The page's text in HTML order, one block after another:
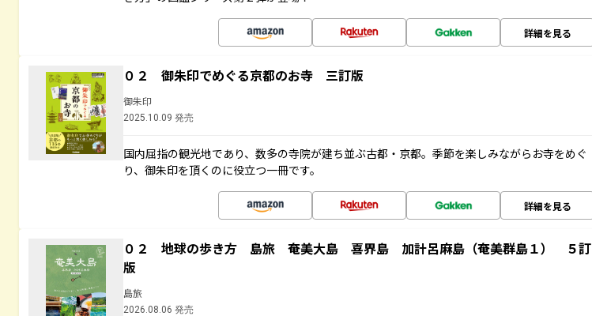
詳細を見る
０２ 御朱印でめぐる京都のお寺 三訂版
御朱印
2025.10.09 発売
国内屈指の観光地であり、数多の寺院が建ち並ぶ古都・京都。季節を楽しみながらお寺をめぐ
り、御朱印を頂くのに役立つ一冊です。
詳細を見る
０２ 地球の歩き方 島旅 奄美大島 喜界島 加計呂麻島（奄美群島１） ５訂
版
島旅
2026.08.06 発売